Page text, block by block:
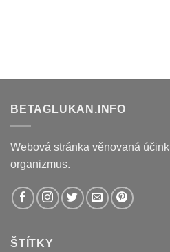
BETAGLUKAN.INFO
Webová stránka věnovaná
organizmus.
ŠTÍTKY